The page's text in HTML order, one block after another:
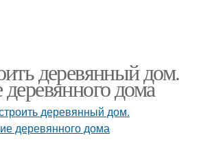
деревянный дом.
дома